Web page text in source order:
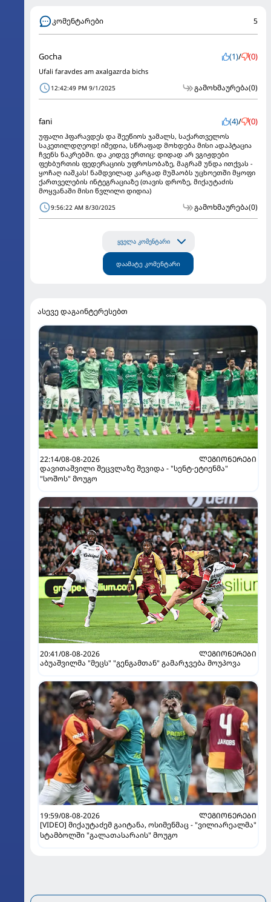
კომენტარები 5
Gocha (1)/ (0)
Ufali faravdes am axalgazrda bichs
12:42:49 PM 9/1/2025 გამოხმაურება(0)
fani (4)/ (0)
უფალი ჰფარავდეს და შეეწიოს ჯამალს, საქართველოს
საკეთილდღეოდ! იმედია, სწრაფად მოხდება მისი ადაპტაცია
ჩვენს ნაკრებში. და კიდევ ერთიც: დიდად არ ვგიჟდები
ფეხბურთის ფედერაციის უფროსობაზე, მაგრამ უნდა ითქვას -
ყოჩაღ იაშკას! ნამდვილად კარგად მუშაობს უცხოეთში მყოფი
ქართველების ინტეგრაციაზე (თავის დროზე, მიქაუტაძის
მოყვანაში მისი წვლილი დიდია)
9:56:22 AM 8/30/2025 გამოხმაურება(0)
ყველა კომენტარი
დაამატე კომენტარი
ასევე დაგაინტერესებთ
22:14/08-08-2026
ᲚᲔᲒᲘᲝᲜᲔᲠᲔᲑᲘ
დავითაშვილი შეცვლაზე შევიდა - "სენტ-ეტიენმა"
"სოშოს" მოუგო
20:41/08-08-2026
ᲚᲔᲒᲘᲝᲜᲔᲠᲔᲑᲘ
აბუაშვილმა "მეცს" "გენგამთან" გამარჯვება მოუპოვა
19:59/08-08-2026
ᲚᲔᲒᲘᲝᲜᲔᲠᲔᲑᲘ
[VIDEO] მიქაუტაძემ გაიტანა, ოსიმენმაც - "ვილიარეალმა"
სტამბოლში "გალათასარაის" მოუგო